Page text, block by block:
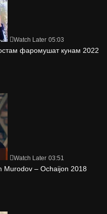
Watch Later 05:03
фаромушат кунам 2022
Watch Later 03:51
– Ochaijon 2018